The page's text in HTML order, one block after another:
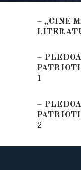
–„CINE
–
1
–
2